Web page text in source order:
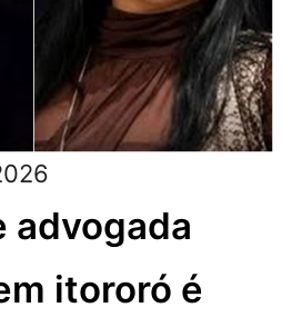
advogada
itororó é